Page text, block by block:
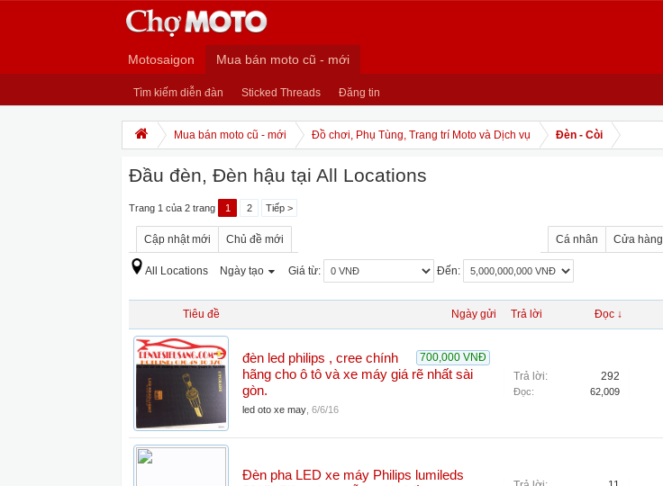
Motosaigon Mua bán moto cũ - mới
Tìm kiếm diễn đàn Sticked Threads Đăng tin
Mua bán moto cũ - mới Đồ chơi, Phụ Tùng, Trang trí Moto và Dịch vụ Đèn - Còi
Đầu đèn, Đèn hậu tại All Locations
Trang 1 của 2 trang 1 2 Tiếp >
Cập nhật mới Chủ đề mới Cá nhân Cửa hàng
All Locations Ngày tạo Giá từ: Đến:
Tiêu đề Ngày gửi Trả lời Đọc ↓
700,000 VNĐ
đèn led philips , cree chính
hãng cho ô tô và xe máy giá rẽ nhất sài
gòn.
led oto xe may 6/6/16
Trả lời: 292
Đọc: 62,009
Đèn pha LED xe máy Philips lumileds